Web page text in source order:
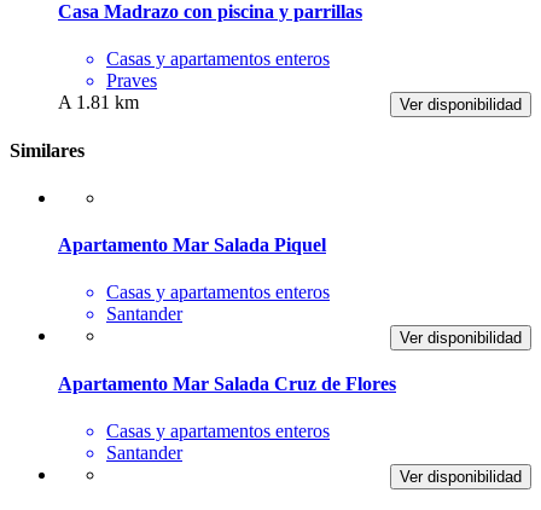
Casa Madrazo con piscina y parrillas
Casas y apartamentos enteros
Praves
Ver disponibilidad
A 1.81 km
Similares
Apartamento Mar Salada Piquel
Casas y apartamentos enteros
Santander
Ver disponibilidad
Apartamento Mar Salada Cruz de Flores
Casas y apartamentos enteros
Santander
Ver disponibilidad